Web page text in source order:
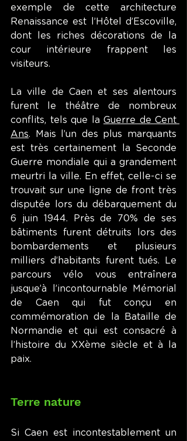
exemple de cette architecture
Renaissance est l’Hôtel d’Escoville,
dont les riches décorations de la
cour intérieure frappent les
visiteurs.
La ville de Caen et ses alentours
furent le théâtre de nombreux
conflits, tels que la Guerre de Cent
Ans. Mais l’un des plus marquants
est très certainement la Seconde
Guerre mondiale qui a grandement
meurtri la ville. En effet, celle-ci se
trouvait sur une ligne de front très
disputée lors du débarquement du
6 juin 1944. Près de 70% de ses
bâtiments furent détruits lors des
bombardements et plusieurs
milliers d’habitants furent tués. Le
parcours vélo vous entraînera
jusque’à l’incontournable Mémorial
de Caen qui fut conçu en
commémoration de la Bataille de
Normandie et qui est consacré à
l’histoire du XXème siècle et à la
paix.
Terre nature
Si Caen est incontestablement un